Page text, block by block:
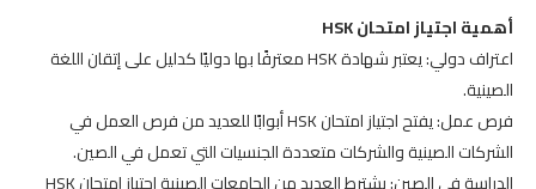
أهمية اجتياز امتحان HSK
اعتراف دولي: يعتبر شهادة HSK معترفًا بها دوليًا كدليل على إتقان اللغة
الصينية.
فرص عمل: يفتح اجتياز امتحان HSK أبوابًا للعديد من فرص العمل في
الشركات الصينية والشركات متعددة الجنسيات التي تعمل في الصين.